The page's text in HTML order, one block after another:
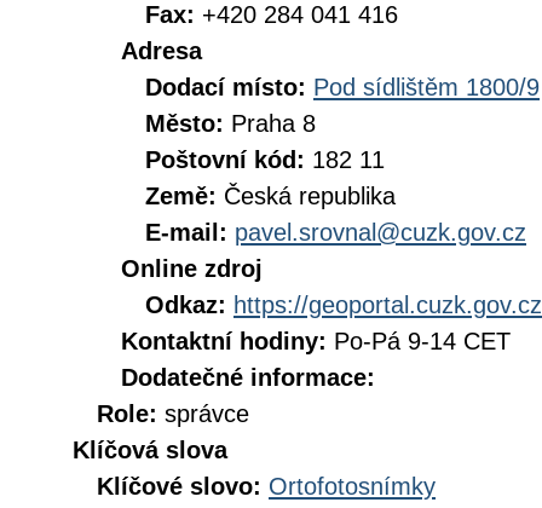
Fax: +420 284 041 416
Adresa
Dodací místo: Pod sídlištěm 1800/9
Město: Praha 8
Poštovní kód: 182 11
Země: Česká republika
E-mail: pavel.srovnal@cuzk.gov.cz
Online zdroj
Odkaz: https://geoportal.cuzk.gov.cz
Kontaktní hodiny: Po-Pá 9-14 CET
Dodatečné informace:
Role: správce
Klíčová slova
Klíčové slovo: Ortofotosnímky